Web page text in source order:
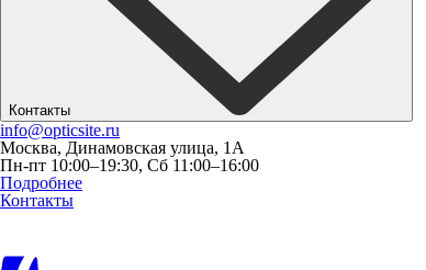
Контакты
info@opticsite.ru
Москва, Динамовская улица, 1А
Пн-пт 10:00–19:30, Сб 11:00–16:00
Подробнее
Контакты